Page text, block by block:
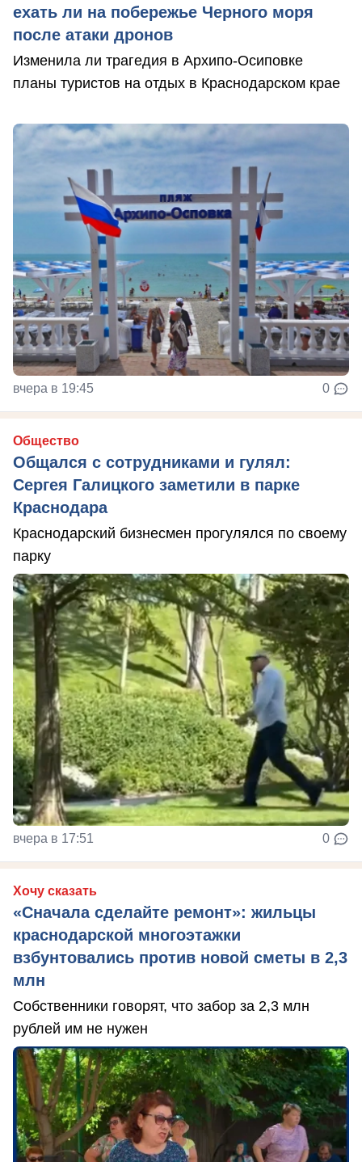
ехать ли на побережье Черного моря
после атаки дронов
Изменила ли трагедия в Архипо-Осиповке
планы туристов на отдых в Краснодарском крае
вчера в 19:45 0
Общество
Общался с сотрудниками и гулял:
Сергея Галицкого заметили в парке
Краснодара
Краснодарский бизнесмен прогулялся по своему
парку
вчера в 17:51 0
Хочу сказать
«Сначала сделайте ремонт»: жильцы
краснодарской многоэтажки
взбунтовались против новой сметы в 2,3
млн
Собственники говорят, что забор за 2,3 млн
рублей им не нужен